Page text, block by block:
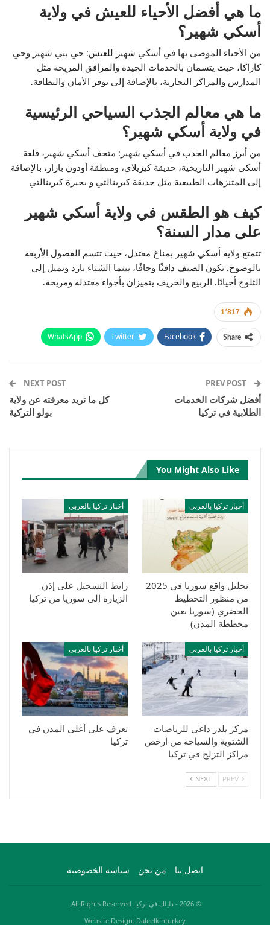
ما هي أفضل الأحياء للعيش في ولاية
أسكي شهير؟
من الأحياء الموصى بها في أسكي شهير للعيش: حي يني شهير وحي
كاراكا، حيث يتسمان بالخدمات الجيدة والمرافق المريحة مثل
المدارس والمراكز التجارية، بالإضافة إلى توفر الأمان والنظافة.
ما هي معالم الجذب السياحي الرئيسية
في ولاية أسكي شهير؟
من أبرز معالم الجذب في أسكي شهير: متحف أسكي شهير، قلعة
أسكي شهير التاريخية، حديقة كيزيلاي، ومنطقة أودون بازار، بالإضافة
إلى المتنزهات الطبيعية مثل حديقة كيرينالتي و بحيرة كيرينالتي
كيف هو الطقس في ولاية أسكي شهير
على مدار السنة؟
تتمتع ولاية أسكي شهير بمناخ معتدل، حيث تتسم الفصول الأربعة
بالوضوح. تكون الصيف دافئًا وجافًا، بينما الشتاء بارد ويميل إلى
الثلوج أحيانًا. الربيع والخريف يتميزان بأجواء معتدلة ومريحة.
1٬817
Share
Facebook
Twitter
WhatsApp
أفضل شركات الخدمات
الطلابية في تركيا
NEXT POST
كل ما تريد معرفته عن ولاية
بولو التركية
You Might Also Like
أخبار تركيا بالعربي
تحليل واقع سوريا في 2025
من منظور التخطيط
الحضري (سوريا بعين
مخططة المدن)
أخبار تركيا بالعربي
رابط التسجيل على إذن
الزيارة إلى سوريا من تركيا
أخبار تركيا بالعربي
مركز يلدز داغي للرياضات
الشتوية والسياحة من أرخص
مراكز التزلج في تركيا
أخبار تركيا بالعربي
تعرف على أغلى المدن في
تركيا
NEXT
اتصل بنا من نحن سياسة الخصوصية
© 2026 - دليلك في تركيا. All Rights Reserved.
Website Design: Daleelkinturkey